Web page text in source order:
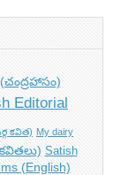
Editorial
కవిత) My dairy
Satish
(English)